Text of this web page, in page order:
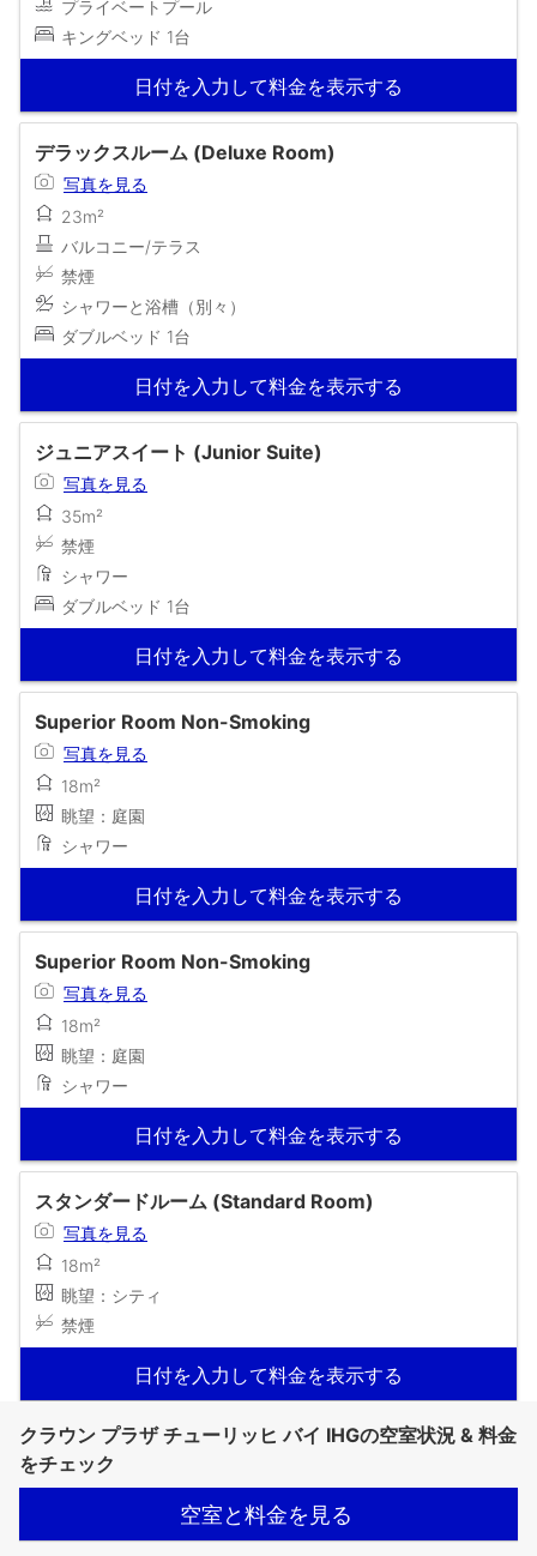
プライベートプール
キングベッド 1台
日付を入力して料金を表示する
デラックスルーム (Deluxe Room)
写真を見る
23m²
バルコニー/テラス
禁煙
シャワーと浴槽（別々）
ダブルベッド 1台
日付を入力して料金を表示する
ジュニアスイート (Junior Suite)
写真を見る
35m²
禁煙
シャワー
ダブルベッド 1台
日付を入力して料金を表示する
Superior Room Non-Smoking
写真を見る
18m²
眺望：庭園
シャワー
日付を入力して料金を表示する
Superior Room Non-Smoking
写真を見る
18m²
眺望：庭園
シャワー
日付を入力して料金を表示する
スタンダードルーム (Standard Room)
写真を見る
18m²
眺望：シティ
禁煙
日付を入力して料金を表示する
クラウン プラザ チューリッヒ バイ IHGの空室状況 & 料金
をチェック
空室と料金を見る